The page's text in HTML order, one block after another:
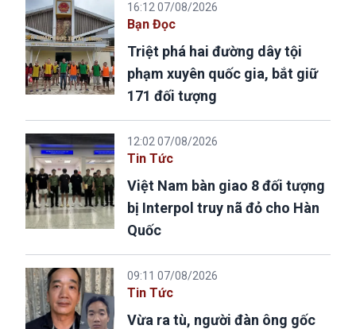
16:12 07/08/2026
Bạn Đọc
Triệt phá hai đường dây tội
phạm xuyên quốc gia, bắt giữ
171 đối tượng
12:02 07/08/2026
Tin Tức
Việt Nam bàn giao 8 đối tượng
bị Interpol truy nã đỏ cho Hàn
Quốc
09:11 07/08/2026
Tin Tức
Vừa ra tù, người đàn ông gốc